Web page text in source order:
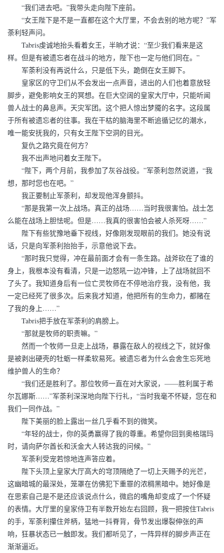
“我们进去吧。”我带头走向陛下座前。
“女王陛下是不是一直都在这个大厅里，不会去别的地方呢？”军
荼利轻声问。
Tabris虔诚地抬头看着女王，半晌才说：“至少我们看来是这
样。但是有被遗忘者在战斗的地方，陛下也一定与他们同在。”
军荼利没有再说什么，只是低下头，跪倒在女王脚下。
皇家区的守卫们从不会发出一点声音，进出的人们也着意放轻
脚步，避免影响女王的冥想。在巨大空阔的皇家大厅中，只能听闻
兽人战士的鼻息声。天灾军团。这个把人惊出梦魇的名字。这段属
于所有被遗忘者的往事。我在干枯的脑海里不断追循记忆的潮水，
唯一能安抚我的，只有女王陛下空洞的目光。
复仇之路究竟在何方？
我不出声地问着女王陛下。
“陛下，两个月前，我参加了灰谷战役。”军荼利忽然说道，“我
想，那时您也在吧。”
我正要制止军荼利，却发现他浑身颤抖。
“那是我第一次上战场。真正的战场……当时我很害怕。战士怎
么能在战场上胆怯呢。但是……我真的很害怕会被人杀死呀……”
陛下有些犹豫地垂下视线，好像刚发现眼前的我们。她没有说
话，只是向军荼利抬抬手，示意他说下去。
“那时我只觉得，冲在最前面才会有一条生路。战斧砍在了谁的
身上，我根本没有看清，只是一边怒吼一边冲锋，上了战场就回不
了头了。我知道身后有一位亡灵牧师在不停地治疗我，没有他，我
一定已经死了很多次。后来我才知道，他把所有的生命力，都赌在
了我的身上……”
Tabris把手放在军荼利的肩膀上。
“那就是牧师的职责嘛。”
然而一个牧师一旦走上战场，暴露在敌人的视线之下，就好像
是被剥出硬壳的牡蛎一样柔软易死。被遗忘者为什么会舍生忘死地
维护兽人的生命？
“我们还是胜利了。那位牧师一直在对大家说，——胜利属于希
尔瓦娜斯……”军荼利深深地向陛下行礼，“当时我毫不怀疑，您在和
我们一同作战。”
陛下美丽的脸上露出一丝几乎看不到的微笑。
“年轻的战士，你的英勇赢得了我的尊重。希望你回到奥格瑞玛
时，请向萨尔酋长和沃金大人转达我的问候。”
军荼利受宠若惊地连声答应着。
陛下头顶上皇家大厅高大的穹顶隔绝了一切上天赐予的光芒，
这幽暗城的最深处，笼罩在仿佛犯下重罪的浓稠黑暗中。她好像是
在思索自己是不是还应该说点什么，微启的嘴角却变成了一个怀疑
的表情。大厅里的皇家侍卫有半数开始左右回顾，我一把按住Tabris
的手，军荼利攥住斧柄，猛地一抖脊背，骨节发出爆裂伸张的声
响，狂暴状态已一触即发。我们都听见了，一阵异样的脚步声正在
渐渐逼近。